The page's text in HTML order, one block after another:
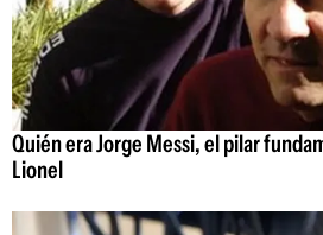
Quién era Jorge Messi, el pilar
Lionel